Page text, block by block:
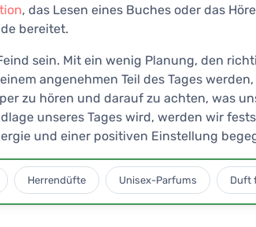
, das Lesen eines Buches oder das
bereitet.
sein. Mit ein wenig Planung, den
angenehmen Teil des Tages
zu hören und darauf zu achten, was
unseres Tages wird, werden wir
und einer positiven Einstellung
Herrendüfte Unisex-Parfums Duft